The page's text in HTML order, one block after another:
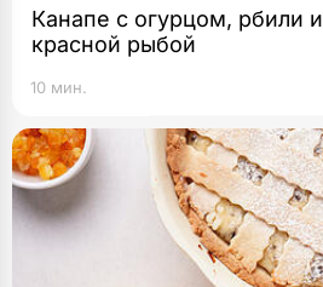
Канапе с огурцом, рбили и
красной рыбой
10 мин.